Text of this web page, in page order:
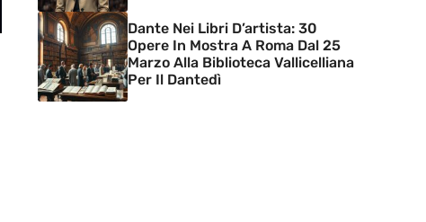
Dante Nei Libri D’artista: 30
Opere In Mostra A Roma Dal 25
Marzo Alla Biblioteca Vallicelliana
Per Il Dantedì